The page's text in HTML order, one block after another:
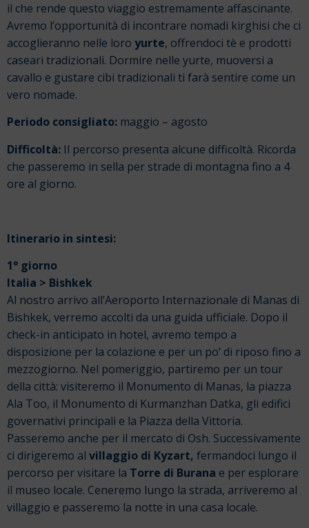
il che rende questo viaggio estremamente affascinante.
Avremo l’opportunità di incontrare nomadi kirghisi che ci
accoglieranno nelle loro yurte, offrendoci tè e prodotti
caseari tradizionali. Dormire nelle yurte, muoversi a
cavallo e gustare cibi tradizionali ti farà sentire come un
vero nomade.
Periodo consigliato: maggio – agosto
Difficoltà: Il percorso presenta alcune difficoltà. Ricorda
che passeremo in sella per strade di montagna fino a 4
ore al giorno.
Itinerario in sintesi:
1° giorno
Italia > Bishkek
Al nostro arrivo all’Aeroporto Internazionale di Manas di
Bishkek, verremo accolti da una guida ufficiale. Dopo il
check-in anticipato in hotel, avremo tempo a
disposizione per la colazione e per un po’ di riposo fino a
mezzogiorno. Nel pomeriggio, partiremo per un tour
della città: visiteremo il Monumento di Manas, la piazza
Ala Too, il Monumento di Kurmanzhan Datka, gli edifici
governativi principali e la Piazza della Vittoria.
Passeremo anche per il mercato di Osh. Successivamente
ci dirigeremo al villaggio di Kyzart, fermandoci lungo il
percorso per visitare la Torre di Burana e per esplorare
il museo locale. Ceneremo lungo la strada, arriveremo al
villaggio e passeremo la notte in una casa locale.